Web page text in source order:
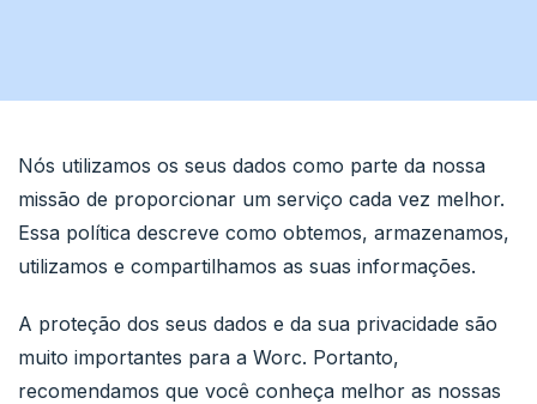
Nós utilizamos os seus dados como parte da nossa
missão de proporcionar um serviço cada vez melhor.
Essa política descreve como obtemos, armazenamos,
utilizamos e compartilhamos as suas informações.
A proteção dos seus dados e da sua privacidade são
muito importantes para a Worc. Portanto,
recomendamos que você conheça melhor as nossas